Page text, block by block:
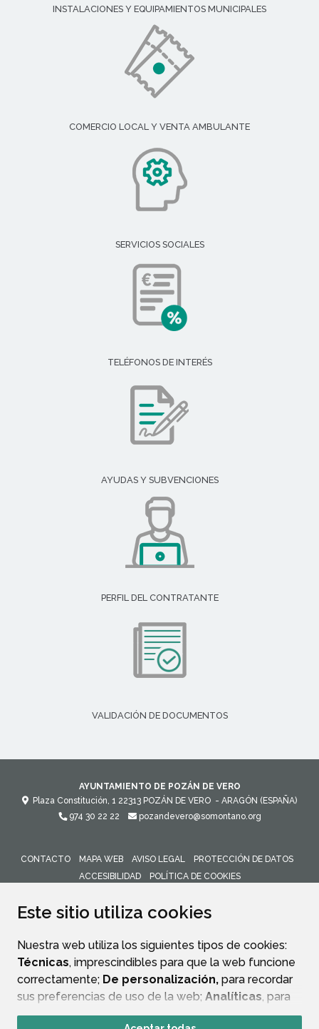
Este sitio utiliza cookies
Nuestra web utiliza los siguientes tipos de cookies:
Técnicas, imprescindibles para que la web funcione
correctamente; De personalización, para recordar
sus preferencias de uso de la web; Analíticas, para
mejorar el funcionamiento de la web y sus servicios.
INSTALACIONES Y EQUIPAMIENTOS MUNICIPALES
COMERCIO LOCAL Y VENTA AMBULANTE
SERVICIOS SOCIALES
TELÉFONOS DE INTERÉS
AYUDAS Y SUBVENCIONES
PERFIL DEL CONTRATANTE
VALIDACIÓN DE DOCUMENTOS
AYUNTAMIENTO DE POZÁN DE VERO
Plaza Constitución, 1 22313 POZÁN DE VERO - ARAGÓN (ESPAÑA)
974 30 22 22
pozandevero@somontano.org
CONTACTO MAPA WEB AVISO LEGAL
PROTECCIÓN DE DATOS
ACCESIBILIDAD
POLÍTICA DE COOKIES